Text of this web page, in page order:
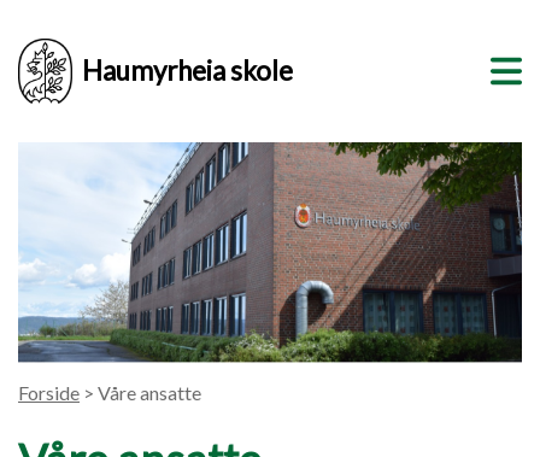
Haumyrheia skole
Forside > Våre ansatte